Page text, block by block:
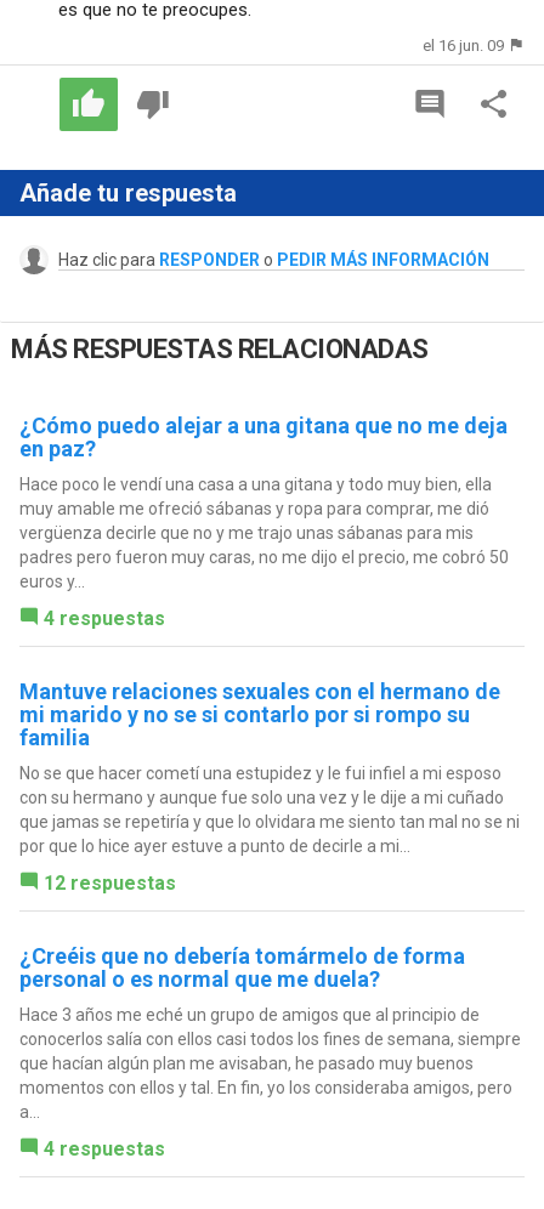
es que no te preocupes.
el 16 jun. 09
Añade tu respuesta
Haz clic para RESPONDER o PEDIR MÁS INFORMACIÓN
MÁS RESPUESTAS RELACIONADAS
¿Cómo puedo alejar a una gitana que no me deja
en paz?
Hace poco le vendí una casa a una gitana y todo muy bien, ella
muy amable me ofreció sábanas y ropa para comprar, me dió
vergüenza decirle que no y me trajo unas sábanas para mis
padres pero fueron muy caras, no me dijo el precio, me cobró 50
euros y...
4 respuestas
Mantuve relaciones sexuales con el hermano de
mi marido y no se si contarlo por si rompo su
familia
No se que hacer cometí una estupidez y le fui infiel a mi esposo
con su hermano y aunque fue solo una vez y le dije a mi cuñado
que jamas se repetiría y que lo olvidara me siento tan mal no se ni
por que lo hice ayer estuve a punto de decirle a mi...
12 respuestas
¿Creéis que no debería tomármelo de forma
personal o es normal que me duela?
Hace 3 años me eché un grupo de amigos que al principio de
conocerlos salía con ellos casi todos los fines de semana, siempre
que hacían algún plan me avisaban, he pasado muy buenos
momentos con ellos y tal. En fin, yo los consideraba amigos, pero
a...
4 respuestas